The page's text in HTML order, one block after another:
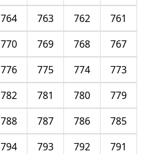
761
762
763
764
767
768
769
770
773
774
775
776
779
780
781
782
785
786
787
788
791
792
793
794